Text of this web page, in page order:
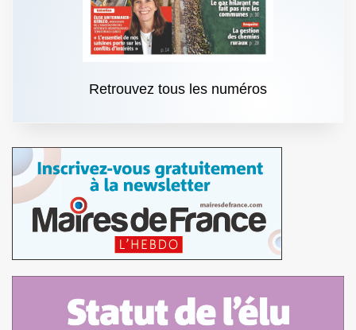
Retrouvez tous les numéros